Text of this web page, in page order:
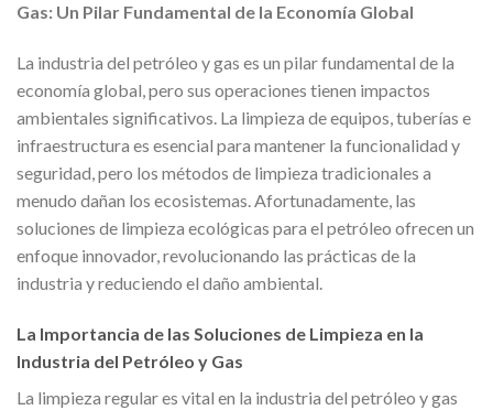
Gas: Un Pilar Fundamental de la Economía Global
La industria del petróleo y gas es un pilar fundamental de la
economía global, pero sus operaciones tienen impactos
ambientales significativos. La limpieza de equipos, tuberías e
infraestructura es esencial para mantener la funcionalidad y
seguridad, pero los métodos de limpieza tradicionales a
menudo dañan los ecosistemas. Afortunadamente, las
soluciones de limpieza ecológicas para el petróleo ofrecen un
enfoque innovador, revolucionando las prácticas de la
industria y reduciendo el daño ambiental.
La Importancia de las Soluciones de Limpieza en la
Industria del Petróleo y Gas
La limpieza regular es vital en la industria del petróleo y gas